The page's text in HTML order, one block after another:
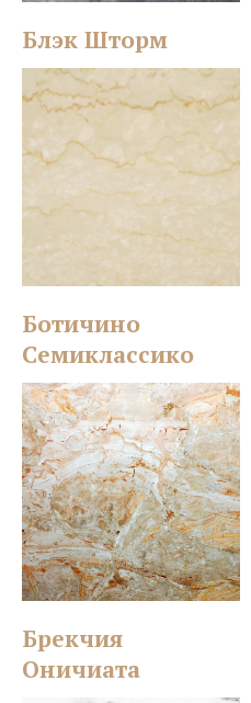
Блэк Шторм
Ботичино
Семиклассико
Брекчия
Оничиата